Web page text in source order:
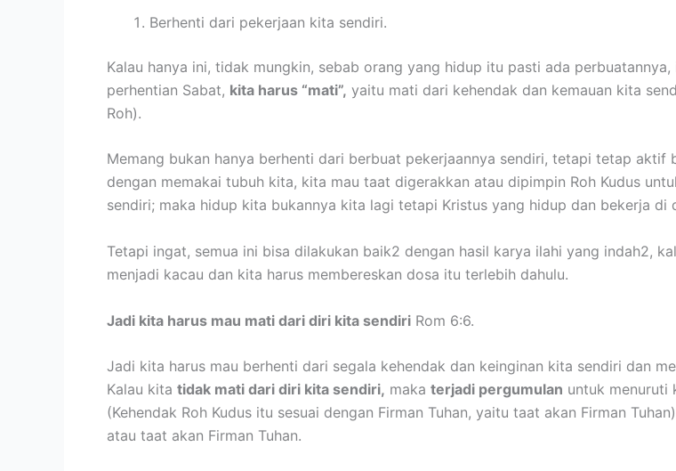
Berhenti dari pekerjaan kita sendiri.
Kalau hanya ini, tidak mungkin, sebab orang yang hidup itu pasti ada
perhentian Sabat, kita harus “mati”, yaitu mati dari kehendak dan kemauan kita
Roh).
Memang bukan hanya berhenti dari berbuat pekerjaannya sendiri, tetapi tetap aktif
dengan memakai tubuh kita, kita mau taat digerakkan atau dipimpin Roh Kudus
sendiri; maka hidup kita bukannya kita lagi tetapi Kristus yang hidup dan bekerja di
Tetapi ingat, semua ini bisa dilakukan baik2 dengan hasil karya ilahi yang indah2,
menjadi kacau dan kita harus membereskan dosa itu terlebih dahulu.
Jadi kita harus mau mati dari diri kita sendiri Rom 6:6.
Jadi kita harus mau berhenti dari segala kehendak dan keinginan kita sendiri dan
Kalau kita tidak mati dari diri kita sendiri, maka terjadi pergumulan untuk menuruti
(Kehendak Roh Kudus itu sesuai dengan Firman Tuhan, yaitu taat akan Firman
atau taat akan Firman Tuhan.